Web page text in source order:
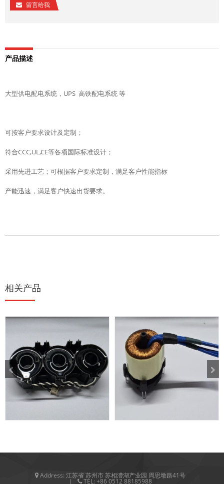
留言给我
产品描述
大型供电配电系统，UPS 高铁配电系统 等
可按客户要求设计及定制；
符合CCC,UL,CE等各项国际标准设计；
采用先进工艺；可根据客户要求定制，满足客户性能指标
产能迅速，满足客户快速出货要求。
相关产品
Address: 江苏省 苏州市 苏相漕湖产业园 周思墩路41号
TEL: +86 0512 88185988